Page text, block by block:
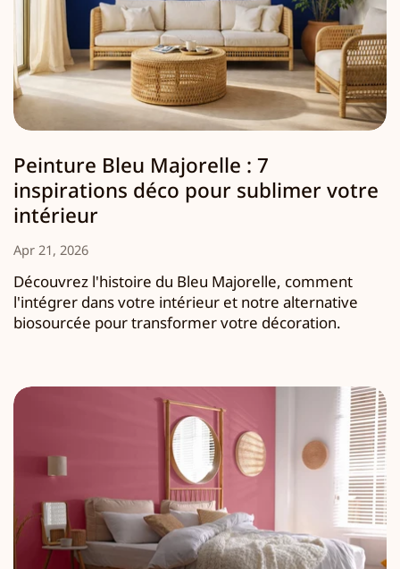
Peinture Bleu Majorelle : 7
inspirations déco pour sublimer votre
intérieur
Apr 21, 2026
Découvrez l'histoire du Bleu Majorelle, comment
l'intégrer dans votre intérieur et notre alternative
biosourcée pour transformer votre décoration.